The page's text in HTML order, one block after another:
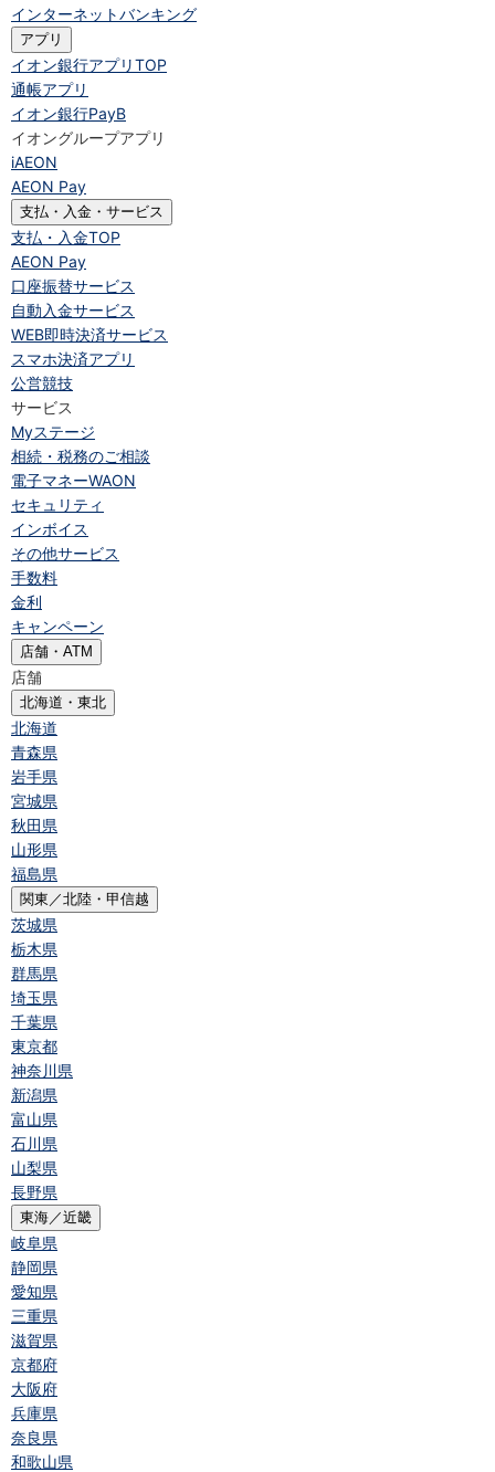
インターネットバンキング
アプリ
イオン銀行アプリTOP
通帳アプリ
イオン銀行PayB
イオングループアプリ
iAEON
AEON Pay
支払・入金・サービス
支払・入金TOP
AEON Pay
口座振替サービス
自動入金サービス
WEB即時決済サービス
スマホ決済アプリ
公営競技
サービス
Myステージ
相続・税務のご相談
電子マネーWAON
セキュリティ
インボイス
その他サービス
手数料
金利
キャンペーン
店舗・ATM
店舗
北海道・東北
北海道
青森県
岩手県
宮城県
秋田県
山形県
福島県
関東／北陸・甲信越
茨城県
栃木県
群馬県
埼玉県
千葉県
東京都
神奈川県
新潟県
富山県
石川県
山梨県
長野県
東海／近畿
岐阜県
静岡県
愛知県
三重県
滋賀県
京都府
大阪府
兵庫県
奈良県
和歌山県